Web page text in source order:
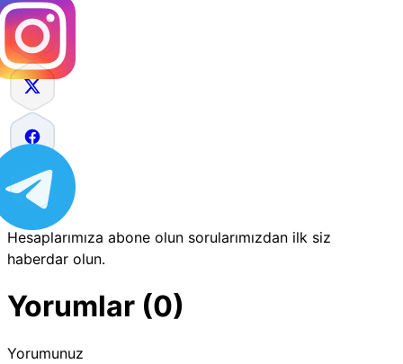
Hesaplarımıza abone olun sorularımızdan ilk siz
haberdar olun.
Yorumlar (0)
Yorumunuz